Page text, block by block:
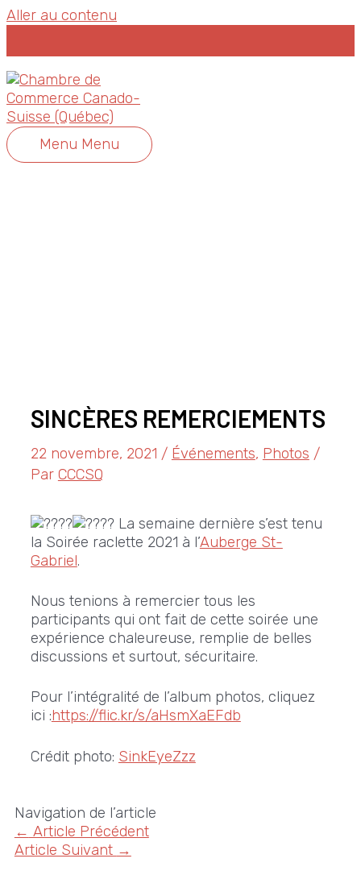
Aller au contenu
Menu Menu
SINCÈRES REMERCIEMENTS
22 novembre, 2021 / Événements, Photos /
Par CCCSQ
La semaine dernière s’est tenu
la Soirée raclette 2021 à l’Auberge St-
Gabriel.
Nous tenions à remercier tous les
participants qui ont fait de cette soirée une
expérience chaleureuse, remplie de belles
discussions et surtout, sécuritaire.
Pour l’intégralité de l’album photos, cliquez
ici :https://flic.kr/s/aHsmXaEFdb
Crédit photo: SinkEyeZzz
Navigation de l’article
← Article Précédent
Article Suivant →